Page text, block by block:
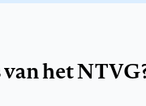
het